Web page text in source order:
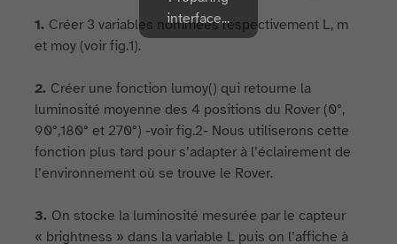
1. Créer 3 variables nommées respectivement L, m
et moy (voir fig.1).
2. Créer une fonction lumoy() qui retourne la
luminosité moyenne des 4 positions du Rover (0°,
90°,180° et 270°) -voir fig.2- Nous utiliserons cette
fonction plus tard pour s’adapter à l’éclairement de
l’environnement où se trouve le Rover.
3. On stocke la luminosité mesurée par le capteur
« brightness » dans la variable L puis on l’affiche à
interface...